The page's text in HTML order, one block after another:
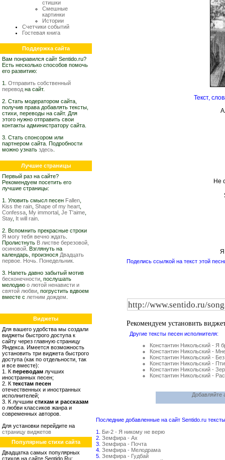
стишки
Смешные
картинки
Истории
Счетчики событий
Гостевая книга
Поддержка сайта
Вам понравился сайт Sentido.ru?
Есть несколько способов помочь
его развитию:
1. Отправить собственный
перевод на сайт.
2. Стать модератором сайта,
получив права добавлять тексты,
стихи, переводы на сайт. Для
этого нужно отправить свои
контакты администратору сайта.
3. Стать спонсором или
партнером сайта. Подробности
можно узнать здесь
Лучшие страницы
Первый раз на сайте?
Рекомендуем посетить его
лучшие страницы:
1. Уловить смысл песен Fallen
Kiss the rain Shape of my heart
Confessa My immortal Je T'aime
Stay, It will rain
2. Вспомнить прекрасные строки
Я могу тебя вечно ждать
Пролистнуть В листве березовой,
осиновой . Взглянуть на
календарь, произнося Двадцать
первое. Ночь. Понедельник.
3. Напеть давно забытый мотив
бесконечности , послушать
мелодию о лютой ненависти и
святой любви , погрустить вдвоем
вместе с летним дождем
Виджеты
Для вашего удобства мы создали
виджеты быстрого доступа к
сайту через главную страницу
Яндекса. Имеется возможность
установить три виджета быстрого
доступа (как по отдельности, так
и все вместе):
1. К переводам лучших
иностранных песен;
2. К текстам песен
отечественных и иностранных
исполнителей;
3. К лучшим стихам и рассказам
о любви классиков жанра и
современных авторов.
Для установки перейдите на
страницу виджетов
Популярные стихи сайта
Двадцатка самых популярных
стихов на сайте Sentido.Ru:
Текст,
Hе
Я
Поделись ссылкой на текст этой
Рекомендуем установить
Другие тексты песен исполнителя:
Константин Никольский - Я
Константин Никольский -
Константин Никольский -
Константин Никольский -
Константин Никольский -
Константин Никольский -
Добавляйте
Последние добавленные на сайт Sentido.ru
1. Би-2 - Я никому не верю
2. Земфира - Ах
3. Земфира - Почта
4. Земфира - Мелодрама
5. Земфира - Гудбай